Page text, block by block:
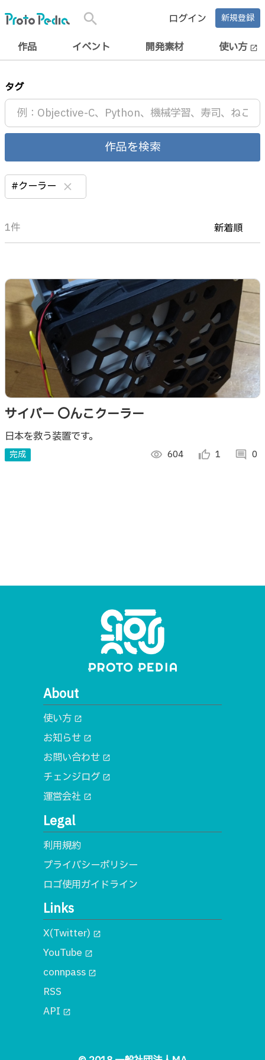
search ログイン 新規登録
作品 イベント 開発素材 使い方 open_in_new
タグ
作品を検索
#クーラー clear
1件 新着順
サイバー 〇んこクーラー
日本を救う装置です。
完成 visibility 604 thumb_up_alt 1 comment 0
About
使い方 open_in_new
お知らせ open_in_new
お問い合わせ open_in_new
チェンジログ open_in_new
運営会社 open_in_new
Legal
利用規約
プライバシーポリシー
ロゴ使用ガイドライン
Links
X(Twitter) open_in_new
YouTube open_in_new
connpass open_in_new
RSS
API open_in_new